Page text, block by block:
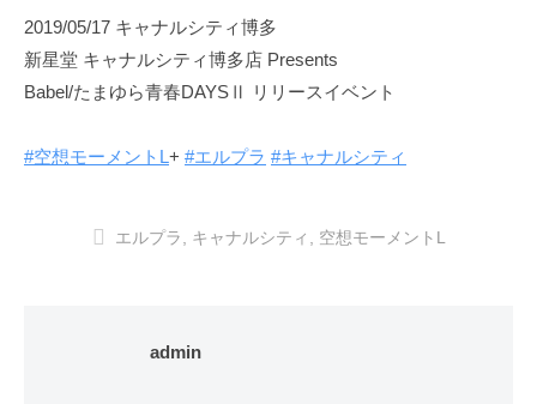
2019/05/17 キャナルシティ博多
新星堂 キャナルシティ博多店 Presents
Babel/たまゆら青春DAYSⅡ リリースイベント
#空想モーメントL+ #エルプラ #キャナルシティ
エルプラ , キャナルシティ , 空想モーメントL
admin